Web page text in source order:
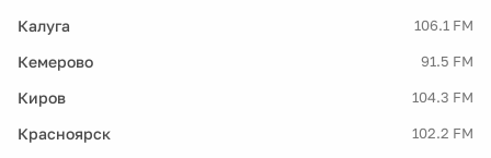
Калуга 106.1 FM
Кемерово 91.5 FM
Киров 104.3 FM
Красноярск 102.2 FM